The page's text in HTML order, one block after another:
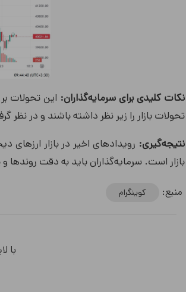
نکات کلیدی برای سرمایه‌گذاران: این تحولات
تحولات بازار را زیر نظر داشته باشند و در
نتیجه‌گیری:
بازار است. سرمایه‌گذاران باید به دقت روندها
منبع: کوینگرام
با